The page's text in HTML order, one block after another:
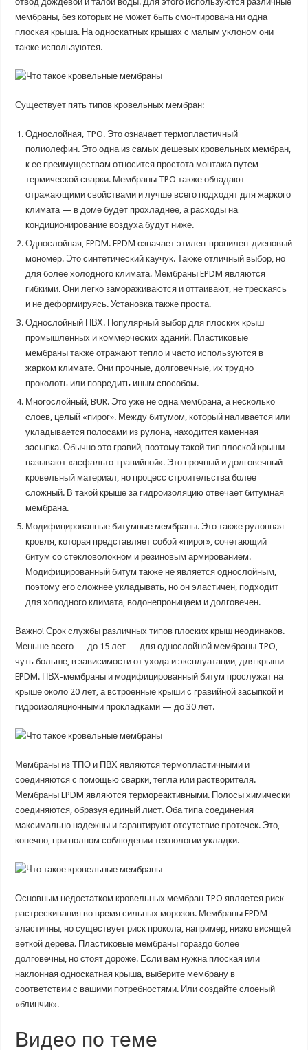
мембраны, без которых не может быть смонтирована ни одна
плоская крыша. На односкатных крышах с малым уклоном они
также используются.
Существует пять типов кровельных мембран:
Однослойная, TPO. Это означает термопластичный
полиолефин. Это одна из самых дешевых кровельных мембран,
к ее преимуществам относится простота монтажа путем
термической сварки. Мембраны TPO также обладают
отражающими свойствами и лучше всего подходят для жаркого
климата — в доме будет прохладнее, а расходы на
кондиционирование воздуха будут ниже.
Однослойная, EPDM. EPDM означает этилен-пропилен-диеновый
мономер. Это синтетический каучук. Также отличный выбор, но
для более холодного климата. Мембраны EPDM являются
гибкими. Они легко замораживаются и оттаивают, не трескаясь
и не деформируясь. Установка также проста.
Однослойный ПВХ. Популярный выбор для плоских крыш
промышленных и коммерческих зданий. Пластиковые
мембраны также отражают тепло и часто используются в
жарком климате. Они прочные, долговечные, их трудно
проколоть или повредить иным способом.
Многослойный, BUR. Это уже не одна мембрана, а несколько
слоев, целый «пирог». Между битумом, который наливается или
укладывается полосами из рулона, находится каменная
засыпка. Обычно это гравий, поэтому такой тип плоской крыши
называют «асфальто-гравийной». Это прочный и долговечный
кровельный материал, но процесс строительства более
сложный. В такой крыше за гидроизоляцию отвечает битумная
мембрана.
Модифицированные битумные мембраны. Это также рулонная
кровля, которая представляет собой «пирог», сочетающий
битум со стекловолокном и резиновым армированием.
Модифицированный битум также не является однослойным,
поэтому его сложнее укладывать, но он эластичен, подходит
для холодного климата, водонепроницаем и долговечен.
Важно! Срок службы различных типов плоских крыш неодинаков.
Меньше всего — до 15 лет — для однослойной мембраны TPO,
чуть больше, в зависимости от ухода и эксплуатации, для крыши
EPDM. ПВХ-мембраны и модифицированный битум прослужат на
крыше около 20 лет, а встроенные крыши с гравийной засыпкой и
гидроизоляционными прокладками — до 30 лет.
Мембраны из ТПО и ПВХ являются термопластичными и
соединяются с помощью сварки, тепла или растворителя.
Мембраны EPDM являются термореактивными. Полосы химически
соединяются, образуя единый лист. Оба типа соединения
максимально надежны и гарантируют отсутствие протечек. Это,
конечно, при полном соблюдении технологии укладки.
Основным недостатком кровельных мембран TPO является риск
растрескивания во время сильных морозов. Мембраны EPDM
эластичны, но существует риск прокола, например, низко висящей
веткой дерева. Пластиковые мембраны гораздо более
долговечны, но стоят дороже. Если вам нужна плоская или
наклонная односкатная крыша, выберите мембрану в
соответствии с вашими потребностями. Или создайте слоеный
«блинчик».
Видео по теме